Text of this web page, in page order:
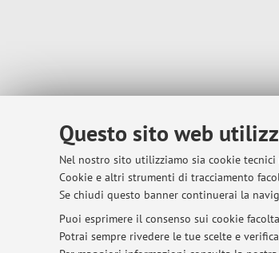
Questo sito web
Nel nostro sito utilizziamo sia cookie
Cookie e altri strumenti di tracciamento
Se chiudi questo banner continuerai la
Puoi esprimere il consenso sui cookie
Potrai sempre rivedere le tue scelte e